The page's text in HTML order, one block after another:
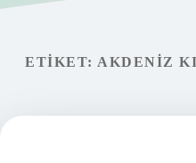
Gizlilik
Yasal Uyarı
Hakkımızda
ETIKET: AKDENIZ